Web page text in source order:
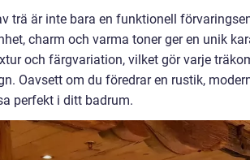
trä är inte bara en funktionell
charm och varma toner ger en unik
och färgvariation, vilket gör varje
Oavsett om du föredrar en rustik,
perfekt i ditt badrum.